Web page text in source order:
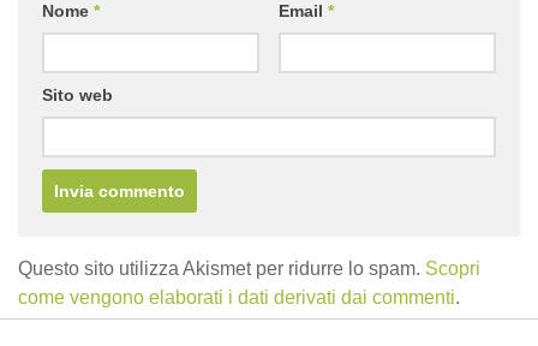
Nome * Email *
Sito web
Questo sito utilizza Akismet per ridurre lo spam. Scopri
come vengono elaborati i dati derivati dai commenti.